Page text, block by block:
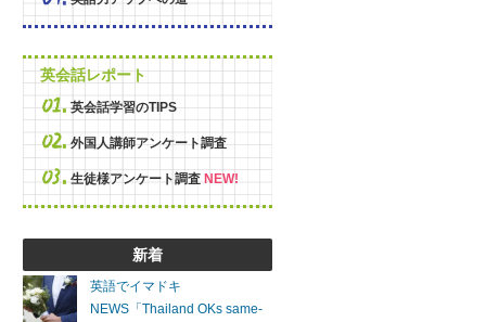
英会話レポート
英会話学習のTIPS
外国人講師アンケート調査
生徒様アンケート調査
新着
英語でイマドキ
NEWS「Thailand OKs same-